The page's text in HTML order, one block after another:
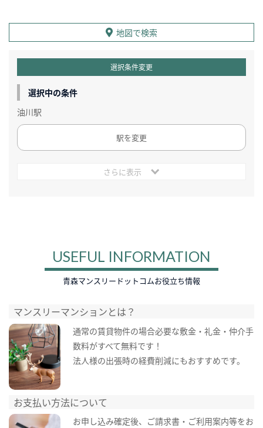
地図で検索
選択条件変更
選択中の条件
油川駅
駅を変更
さらに表示
USEFUL INFORMATION
青森マンスリードットコムお役立ち情報
マンスリーマンションとは？
通常の賃貸物件の場合必要な敷金・礼金・仲介手
数料がすべて無料です！
法人様の出張時の経費削減にもおすすめです。
お支払い方法について
お申し込み確定後、ご請求書・ご利用案内等をお